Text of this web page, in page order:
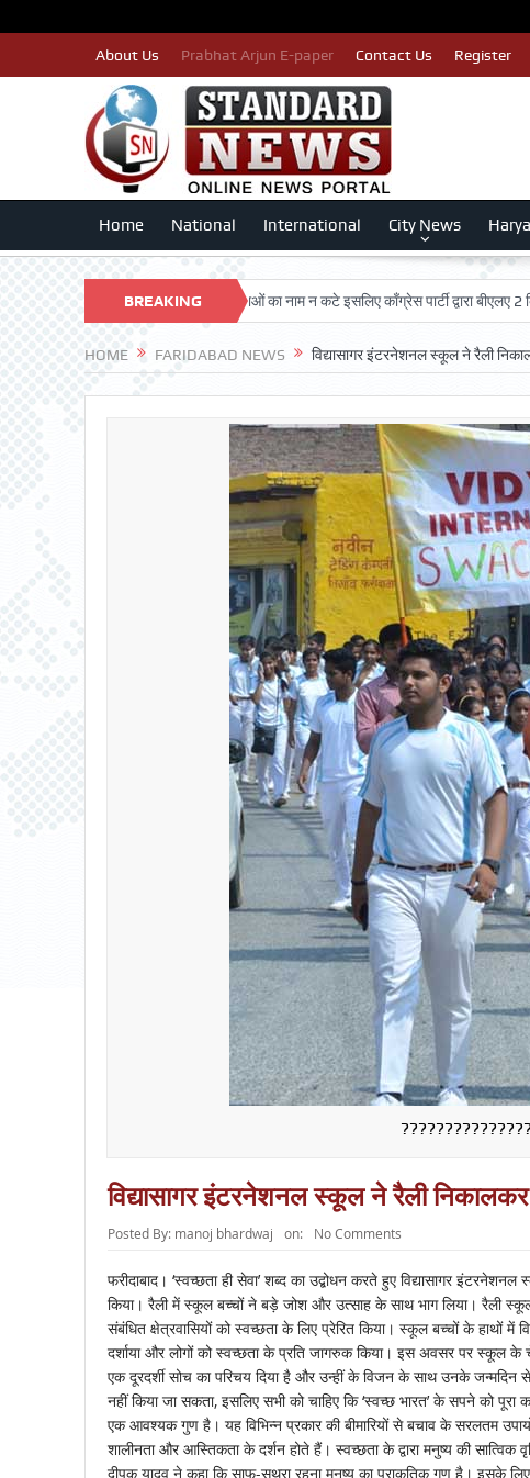
About Us Prabhat Arjun E-paper Contact Us Register
Home National International City News
BREAKING
NEWS
TRUST पात्र मतदाताओं का नाम न कटे इसलिए काँग्रेस पार्टी द्वारा बीएलए 2 किए जा रहे
HOME FARIDABAD NEWS विद्यासागर इंटरनेशनल स्कूल ने रैली
विद्यासागर इंटरनेशनल स्कूल ने रैली
Posted By: manoj bhardwaj on: No Comments
फरीदाबाद। ‘स्वच्छता ही सेवा’ शब्द का उद्बोधन करते हुए विद्यासागर
किया। रैली में स्कूल बच्चों ने बड़े जोश और उत्साह के साथ भाग लिया। रैली
संबंधित क्षेत्रवासियों को स्वच्छता के लिए प्रेरित किया। स्कूल बच्चों के हाथों में
दर्शाया और लोगों को स्वच्छता के प्रति जागरुक किया। इस अवसर पर स्कूल
एक दूरदर्शी सोच का परिचय दिया है और उन्हीं के विजन के साथ उनके जन्मदिन
नहीं किया जा सकता, इसलिए सभी को चाहिए कि ‘स्वच्छ भारत’ के सपने को
एक आवश्यक गुण है। यह विभिन्न प्रकार की बीमारियों से बचाव के सरलतम
शालीनता और आस्तिकता के दर्शन होते हैं। स्वच्छता के द्वारा मनुष्य की
दीपक यादव ने कहा कि साफ-सुथरा रहना मनुष्य का प्राकृतिक गुण है। इसके